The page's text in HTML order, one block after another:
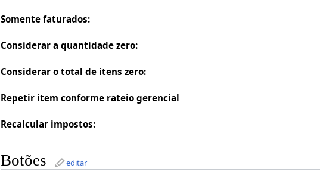
Somente faturados:
Considerar a quantidade zero:
Considerar o total de itens zero:
Repetir item conforme rateio gerencial
Recalcular impostos:
Botões editar